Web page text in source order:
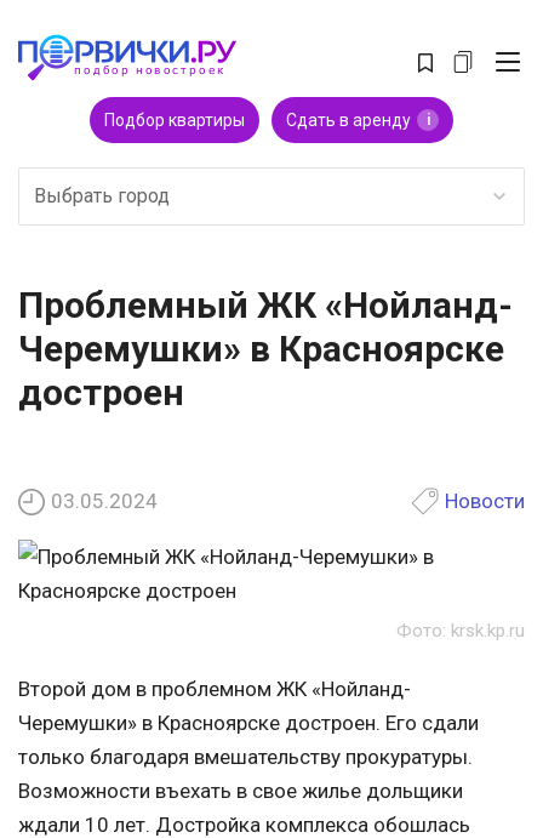
Подбор квартиры Сдать в аренду i
Выбрать город
Проблемный ЖК «Нойланд-
Черемушки» в Красноярске
достроен
03.05.2024 Новости
Фото: krsk.kp.ru
Второй дом в проблемном ЖК «Нойланд-
Черемушки» в Красноярске достроен. Его сдали
только благодаря вмешательству прокуратуры.
Возможности въехать в свое жилье дольщики
ждали 10 лет. Достройка комплекса обошлась